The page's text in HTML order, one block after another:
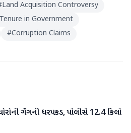
Land Acquisition Controversy
Tenure in Government
#Corruption Claims
ગેંગની ધરપકડ, પોલીસે 12.4 કિલો